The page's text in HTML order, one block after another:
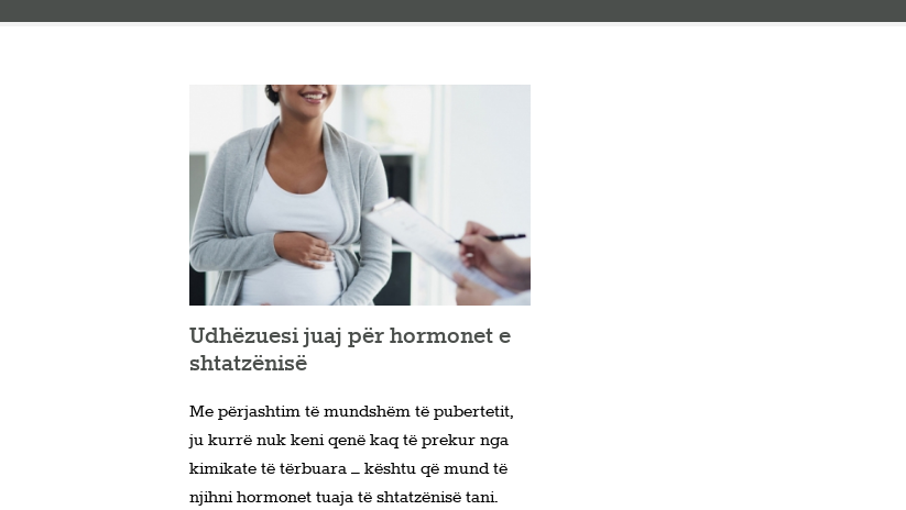
VITI I PARË
Udhëzuesi juaj për hormonet e
shtatzënisë
Me përjashtim të mundshëm të pubertetit,
ju kurrë nuk keni qenë kaq të prekur nga
kimikate të tërbuara – kështu që mund të
njihni hormonet tuaja të shtatzënisë tani.